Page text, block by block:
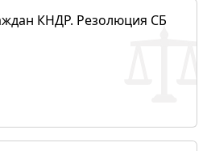
КНДР. Резолюция СБ